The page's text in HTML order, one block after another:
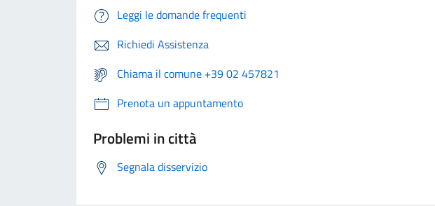
Leggi le domande frequenti
Richiedi Assistenza
Chiama il comune +39 02 457821
Prenota un appuntamento
Problemi in città
Segnala disservizio